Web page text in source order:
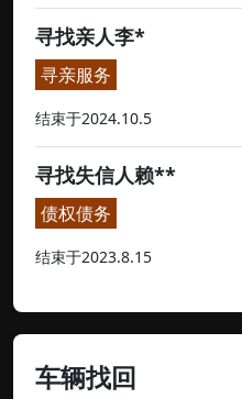
寻找亲人李*
寻亲服务
结束于2024.10.5
寻找失信人赖**
债权债务
结束于2023.8.15
车辆找回